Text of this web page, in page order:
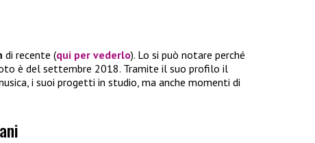
di recente (qui per vederlo). Lo si può notare perché
è del settembre 2018. Tramite il suo profilo il
i suoi progetti in studio, ma anche momenti di